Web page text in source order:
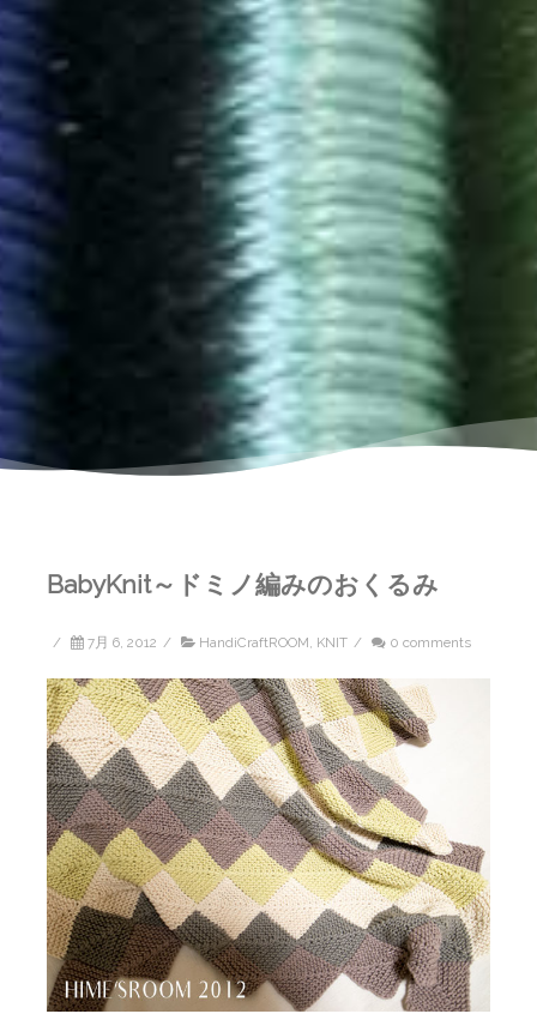
BabyKnit～ドミノ編みのおくるみ
/ 7月 6, 2012 / HandiCraftROOM, KNIT / 0 comments